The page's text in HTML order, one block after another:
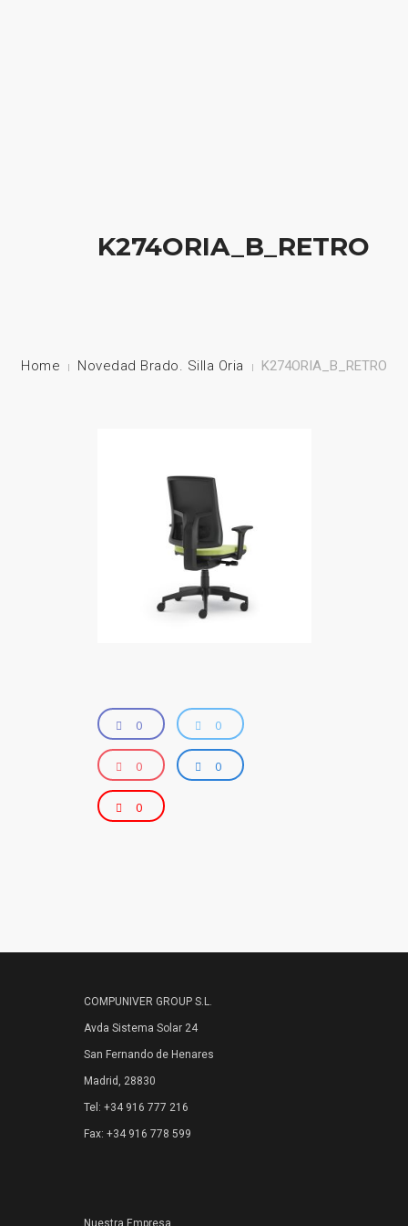
NUESTROS PRODUCTOS
K274ORIA_B_RETRO
Home Novedad Brado. Silla Oria K274ORIA_B_RETRO
0 0
0 0
0
COMPUNIVER GROUP S.L.
Avda Sistema Solar 24
San Fernando de Henares
Madrid, 28830
Tel: +34 916 777 216
Fax: +34 916 778 599
Nuestra Empresa